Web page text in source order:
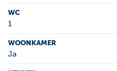
WC
1
WOONKAMER
Ja